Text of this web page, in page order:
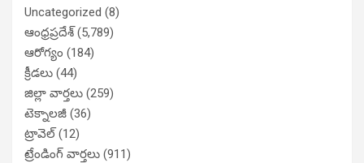
Uncategorized (8)
ఆంధ్రప్రదేశ్(5,789)
ఆరోగ్యం (184)
క్రీడలు (44)
జిల్లా వార్తలు (259)
టెక్నాలజీ (36)
ట్రావెల్(12)
ట్రేండింగ్ వార్తలు (911)